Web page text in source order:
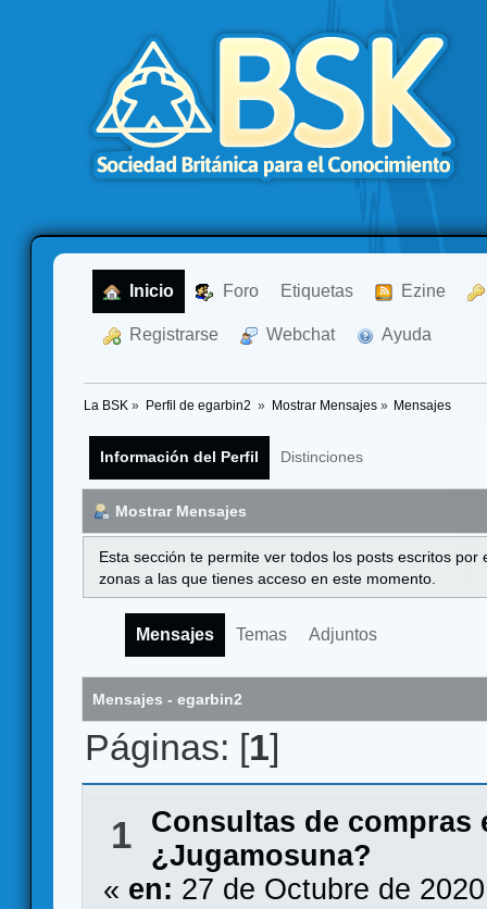
Inicio Foro Etiquetas Ezine
Registrarse Webchat Ayuda
La BSK » Perfil de egarbin2 » Mostrar Mensajes» Mensajes
Información del Perfil Distinciones
Mostrar Mensajes
Esta sección te permite ver todos los posts escritos
zonas a las que tienes acceso en este momento.
Mensajes Temas Adjuntos
Mensajes - egarbin2
Páginas: [1]
1
Consultas de compras
¿Jugamosuna?
« en: 27 de Octubre de